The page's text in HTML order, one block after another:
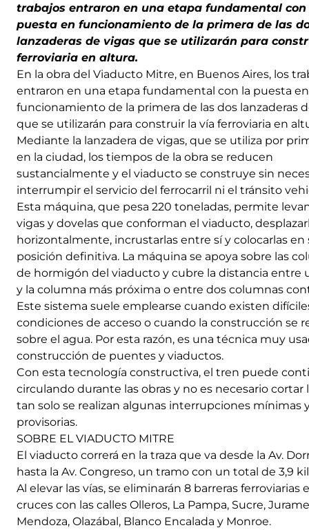
trabajos entraron en una etapa fundamental con
puesta en funcionamiento de la primera de las
lanzaderas de vigas que se utilizarán para
ferroviaria en altura.
En la obra del Viaducto Mitre, en Buenos Aires, los
entraron en una etapa fundamental con la puesta en
funcionamiento de la primera de las dos lanzaderas
que se utilizarán para construir la vía ferroviaria en
Mediante la lanzadera de vigas, que se utiliza por
en la ciudad, los tiempos de la obra se reducen
sustancialmente y el viaducto se construye sin
interrumpir el servicio del ferrocarril ni el tránsito
Esta máquina, que pesa 220 toneladas, permite
vigas y dovelas que conforman el viaducto,
horizontalmente, incrustarlas entre sí y colocarlas en
posición definitiva. La máquina se apoya sobre las
de hormigón del viaducto y cubre la distancia entre
y la columna más próxima o entre dos columnas
Este sistema suele emplearse cuando existen
condiciones de acceso o cuando la construcción se
sobre el agua. Por esta razón, es una técnica muy
construcción de puentes y viaductos.
Con esta tecnología constructiva, el tren puede
circulando durante las obras y no es necesario cortar
tan solo se realizan algunas interrupciones mínimas
provisorias.
SOBRE EL VIADUCTO MITRE
El viaducto correrá en la traza que va desde la Av.
hasta la Av. Congreso, un tramo con un total de 3,9
Al elevar las vías, se eliminarán 8 barreras ferroviarias
cruces con las calles Olleros, La Pampa, Sucre,
Mendoza, Olazábal, Blanco Encalada y Monroe.